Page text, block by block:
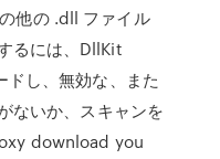
他の .dll ファイル
るには、DllKit
し、無効な、また
ないか、スキャンを
download you